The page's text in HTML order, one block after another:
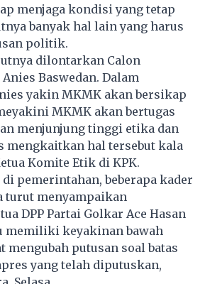
menjaga kondisi yang tetap
banyak hal lain yang harus
politik.
dilontarkan Calon
Baswedan. Dalam
yakin MKMK akan bersikap
MKMK akan bertugas
menjunjung tinggi etika dan
mengkaitkan hal tersebut kala
Komite Etik di KPK.
pemerintahan, beberapa kader
menyampaikan
DPP Partai Golkar Ace Hasan
memiliki keyakinan bawah
mengubah putusan soal batas
yang telah diputuskan,